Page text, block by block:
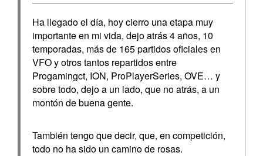
Ha llegado el día, hoy cierro una etapa muy
importante en mi vida, dejo atrás 4 años, 10
temporadas, más de 165 partidos oficiales en
VFO y otros tantos repartidos entre
Progamingct, ION, ProPlayerSeries, OVE… y
sobre todo, dejo a un lado, que no atrás, a un
montón de buena gente.
También tengo que decir, que, en competición,
todo no ha sido un camino de rosas.